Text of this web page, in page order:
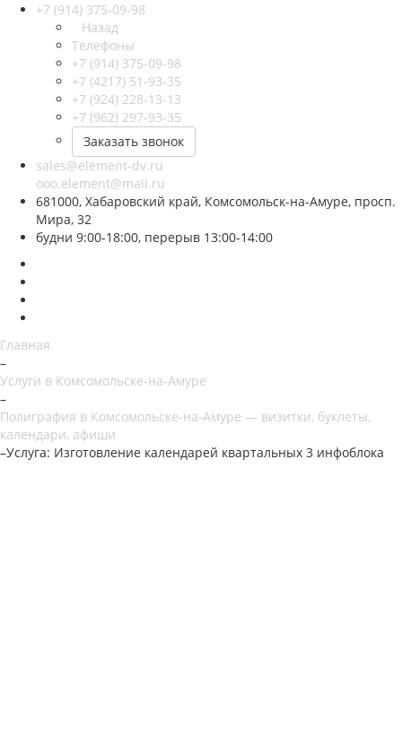
+7 (914) 375-09-98
Назад
Телефоны
+7 (914) 375-09-98
+7 (4217) 51-93-35
+7 (924) 228-13-13
+7 (962) 297-93-35
Заказать звонок
sales@element-dv.ru
ooo.element@mail.ru
681000, Хабаровский край, Комсомольск-на-Амуре, просп.
Мира, 32
будни 9:00-18:00, перерыв 13:00-14:00
Главная
–
Услуги в Комсомольске-на-Амуре
–
Полиграфия в Комсомольске-на-Амуре — визитки, буклеты,
календари, афиши
–Услуга: Изготовление календарей квартальных 3 инфоблока